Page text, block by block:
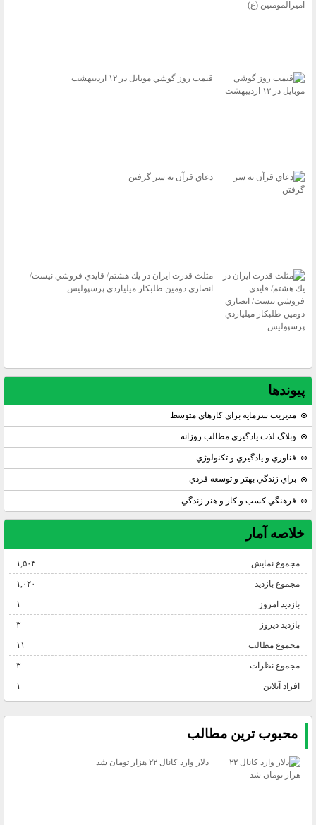
قيمت روز گوشي موبايل در ۱۲ ارديبهشت
دعاي قرآن به سر گرفتن
مثلث قدرت ايران در يك هشتم/ قايدي فروشي نيست/
انصاري دومين طلبكار ميلياردي پرسپوليس
پيوندها
مديريت سرمايه براي كارهاي متوسط
وبلاگ لذت يادگيري مطالب روزانه
فناوري و يادگيري و تكنولوژي
براي زندگي بهتر و توسعه فردي
فرهنگي كسب و كار و هنر زندگي
خلاصه آمار
مجموع نمایش‌ ۱,۵۰۴
مجموع بازدید ۱,۰۲۰
بازدید امروز ۱
بازدید دیروز ۳
مجموع مطالب ۱۱
مجموع نظرات ۳
افراد آنلاین ۱
محبوب ترين مطالب
دلار وارد كانال ۲۲ هزار تومان شد